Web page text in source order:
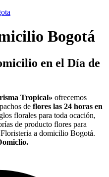
Bogotá
en el Día de
Tropical» ofrecemos
de flores las 24 horas en
florales para toda ocación,
de producto flores para
a domicilio Bogotá.